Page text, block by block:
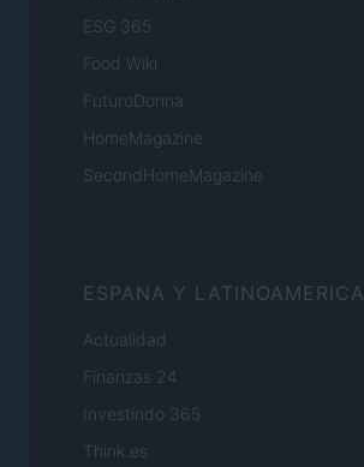
ESG 365
Food Wiki
FuturoDonna
HomeMagazine
SecondHomeMagazine
ESPANA Y LATINOAMERICA
Actualidad
Finanzas 24
Investindo 365
Think.es